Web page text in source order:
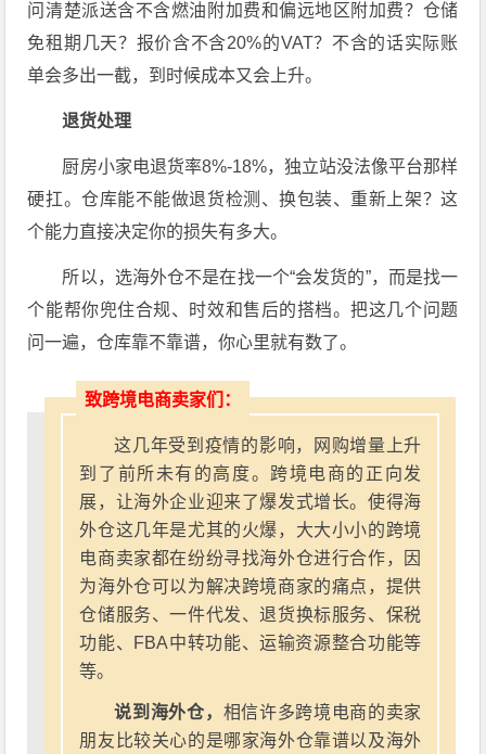
问清楚派送含不含燃油附加费和偏远地区附加费？仓储
免租期几天？报价含不含20%的VAT？不含的话实际账
单会多出一截，到时候成本又会上升。
退货处理
厨房小家电退货率8%-18%，独立站没法像平台那样
硬扛。仓库能不能做退货检测、换包装、重新上架？这
个能力直接决定你的损失有多大。
所以，选海外仓不是在找一个“会发货的”，而是找一
个能帮你兜住合规、时效和售后的搭档。把这几个问题
问一遍，仓库靠不靠谱，你心里就有数了。
致跨境电商卖家们：
这几年受到疫情的影响，网购增量上升
到了前所未有的高度。跨境电商的正向发
展，让海外企业迎来了爆发式增长。使得海
外仓这几年是尤其的火爆，大大小小的跨境
电商卖家都在纷纷寻找海外仓进行合作，因
为海外仓可以为解决跨境商家的痛点，提供
仓储服务、一件代发、退货换标服务、保税
功能、FBA中转功能、运输资源整合功能等
等。
说到海外仓， 相信许多跨境电商的卖家
朋友比较关心的是哪家海外仓靠谱以及海外